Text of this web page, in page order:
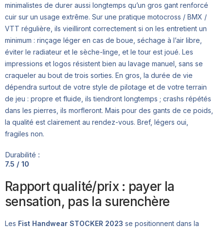
minimalistes de durer aussi longtemps qu’un gros gant renforcé
cuir sur un usage extrême. Sur une pratique motocross / BMX /
VTT régulière, ils vieilliront correctement si on les entretient un
minimum : rinçage léger en cas de boue, séchage à l’air libre,
éviter le radiateur et le sèche-linge, et le tour est joué. Les
impressions et logos résistent bien au lavage manuel, sans se
craqueler au bout de trois sorties. En gros, la durée de vie
dépendra surtout de votre style de pilotage et de votre terrain
de jeu : propre et fluide, ils tiendront longtemps ; crashs répétés
dans les pierres, ils morfleront. Mais pour des gants de ce poids,
la qualité est clairement au rendez-vous. Bref, légers oui,
fragiles non.
Durabilité :
7.5 / 10
Rapport qualité/prix : payer la
sensation, pas la surenchère
Les Fist Handwear STOCKER 2023 se positionnent dans la